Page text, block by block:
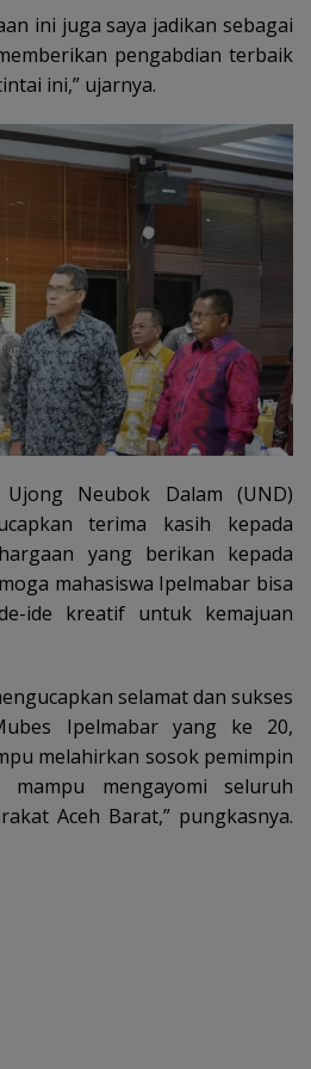
ini juga saya jadikan sebagai
pengabdian terbaik
ini,” ujarnya.
Neubok Dalam (UND)
terima kasih kepada
yang berikan kepada
mahasiswa Ipelmabar bisa
ide kreatif untuk kemajuan
selamat dan sukses
Ipelmabar yang ke 20,
melahirkan sosok pemimpin
mengayomi seluruh
Aceh Barat,” pungkasnya.